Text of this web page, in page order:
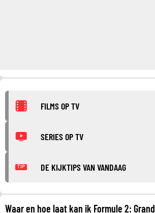
FILMS OP TV
SERIES OP TV
TIP DE KIJKTIPS VAN VANDAAG
Waar en hoe laat kan ik Formule 2: